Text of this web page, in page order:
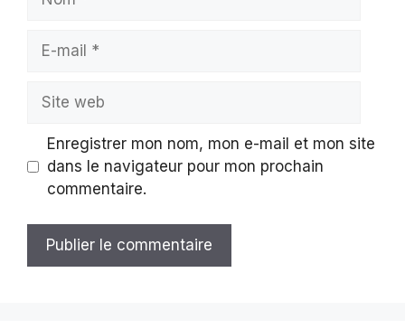
Site
Enregistrer mon nom, mon e-mail et mon site
dans le navigateur pour mon prochain
commentaire.